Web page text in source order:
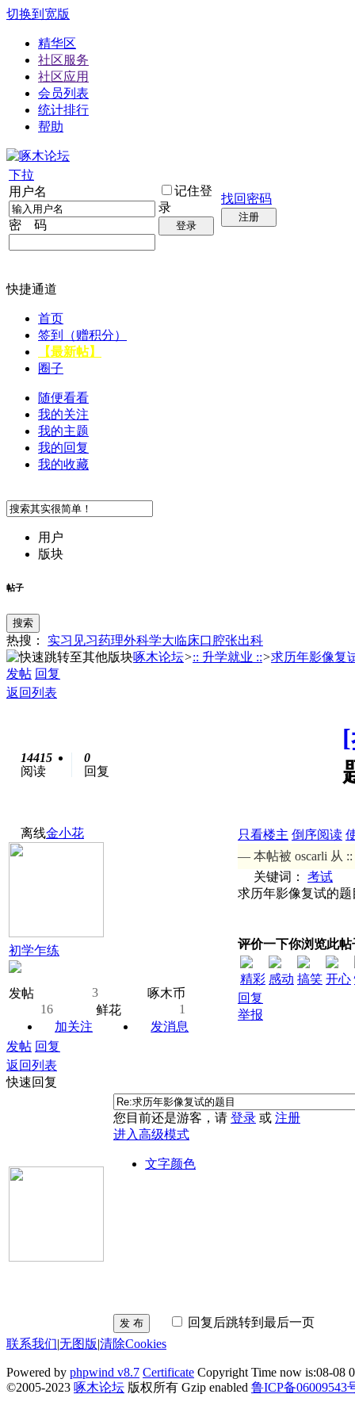
切换到宽版
精华区
社区服务
社区应用
会员列表
统计排行
帮助
下拉
用户名
密 码
记住登
录
登录
找回密码
注册
快捷通道
首页
签到（赠积分）
【最新帖】
圈子
随便看看
我的关注
我的主题
我的回复
我的收藏
用户
版块
帖子
搜索
热搜： 实习 见习药理外科学大临床口腔张出科
啄木论坛>:: 升学就业 ::>求历年影像复
发帖 回复
返回列表
14415
阅读
0
回复
离线金小花
初学乍练
发帖 3
啄木币
16
鲜花
1
加关注
发消息
只看楼主 倒序阅读
— 本帖被 oscarli 从
关键词： 考试
求历年影像复试的题
评价一下你浏览此帖
精彩 感动 搞笑 开心
回复
举报
发帖 回复
返回列表
快速回复
您目前还是游客，请 登录 或 注册
进入高级模式
文字颜色
发 布
回复后跳转到最后一页
联系我们|无图版|清除Cookies
Powered by phpwind v8.7 Certificate Copyright Time now is:08-08
©2005-2023 啄木论坛 版权所有 Gzip enabled 鲁ICP备06009543